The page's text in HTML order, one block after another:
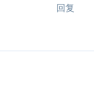
回复